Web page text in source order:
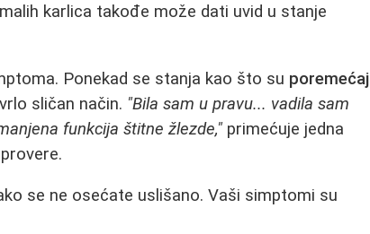
karlica takođe može dati uvid u stanje
Ponekad se stanja kao što su poremećaj
sličan način. "Bila sam u pravu... vadila sam
funkcija štitne žlezde," primećuje jedna
se ne osećate uslišano. Vaši simptomi su